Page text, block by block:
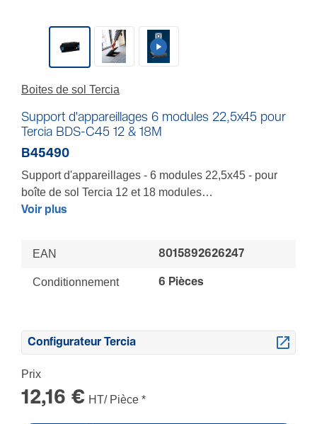
Boites de sol Tercia
Support d'appareillages 6 modules 22,5x45 pour
Tercia BDS-C45 12 & 18M
B45490
Support d'appareillages - 6 modules 22,5x45 - pour
boîte de sol Tercia 12 et 18 modules
Pour ajouter rapidement vos appareillages à clipsage
LES + : Mise en oeuvre facilitée - Gain de temps
Voir plus
EAN 8015892626247
Conditionnement 6 Pièces
Configurateur Tercia
Prix
12,16 € HT/ Pièce *